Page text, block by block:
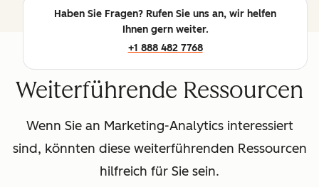
Haben Sie Fragen? Rufen Sie uns an, wir helfen
Ihnen gern weiter.
+1 888 482 7768
Weiterführende Ressourcen
Wenn Sie an Marketing-Analytics interessiert
sind, könnten diese weiterführenden Ressourcen
hilfreich für Sie sein.